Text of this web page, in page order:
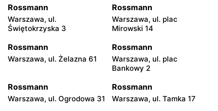
Rossmann
Warszawa, ul.
Świętokrzyska 3
Rossmann
Warszawa, ul. plac
Mirowski 14
Rossmann
Warszawa, ul. Żelazna 61
Rossmann
Warszawa, ul. plac
Bankowy 2
Rossmann
Warszawa, ul. Ogrodowa 31
Rossmann
Warszawa, ul. Tamka 17